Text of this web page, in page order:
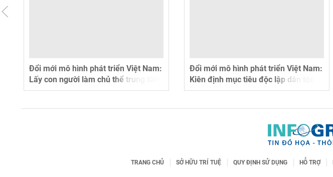
Đổi mới mô hình phát triển Việt Nam:
Lấy con người làm chủ thể trung tâm,
mục tiêu, động lực và phát triển
Đổi mới mô hình phát triển Việt Nam:
Kiên định mục tiêu độc lập dân tộc
và chủ nghĩa xã hội
TRANG CHỦ SỞ HỮU TRÍ TUỆ QUY ĐỊNH SỬ DỤNG HỖ TRỢ